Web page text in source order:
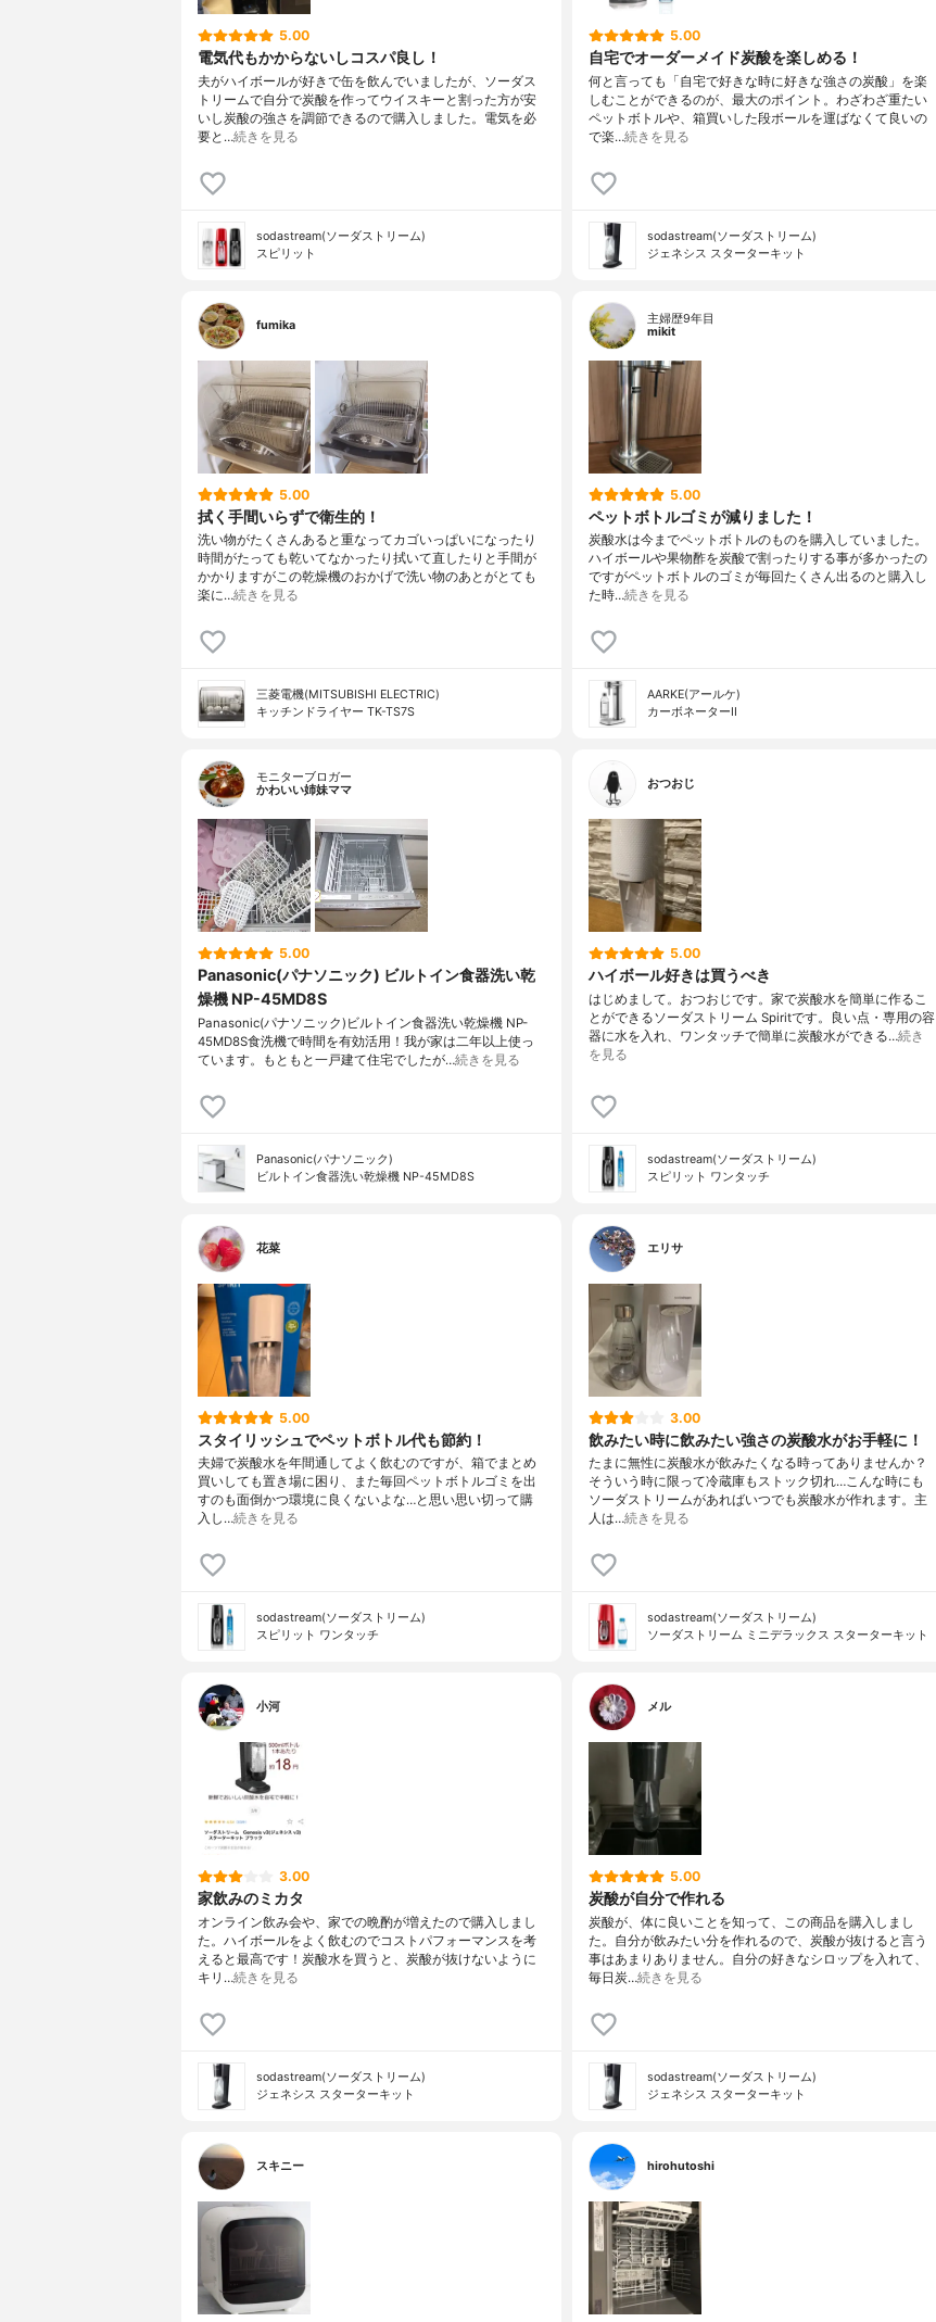
5.00
電気代もかからないしコスパ良し！
夫がハイボールが好きで缶を飲んでいましたが、ソーダス
トリームで自分で炭酸を作ってウイスキーと割った方が安
いし炭酸の強さを調節できるので購入しました。電気を必
要と…続きを見る
sodastream(ソーダストリーム)
スピリット
5.00
自宅でオーダーメイド炭酸を楽しめる！
何と言っても「自宅で好きな時に好きな強さの炭酸」を楽
しむことができるのが、最大のポイント。わざわざ重たい
ペットボトルや、箱買いした段ボールを運ばなくて良いの
で楽…続きを見る
sodastream(ソーダストリーム)
ジェネシス スターターキット
fumika
5.00
拭く手間いらずで衛生的！
洗い物がたくさんあると重なってカゴいっぱいになったり
時間がたっても乾いてなかったり拭いて直したりと手間が
かかりますがこの乾燥機のおかげで洗い物のあとがとても
楽に…続きを見る
三菱電機(MITSUBISHI ELECTRIC)
キッチンドライヤー TK-TS7S
主婦歴9年目
mikit
5.00
ペットボトルゴミが減りました！
炭酸水は今までペットボトルのものを購入していました。
ハイボールや果物酢を炭酸で割ったりする事が多かったの
ですがペットボトルのゴミが毎回たくさん出るのと購入し
た時…続きを見る
AARKE(アールケ)
カーボネーターII
モニターブロガー
かわいい姉妹ママ
5.00
Panasonic(パナソニック) ビルトイン食器洗い乾
燥機 NP-45MD8S
Panasonic(パナソニック)ビルトイン食器洗い乾燥機 NP-
45MD8S食洗機で時間を有効活用！我が家は二年以上使っ
ています。もともと一戸建て住宅でしたが…続きを見る
Panasonic(パナソニック)
ビルトイン食器洗い乾燥機 NP-45MD8S
おつおじ
5.00
ハイボール好きは買うべき
はじめまして。おつおじです。家で炭酸水を簡単に作るこ
とができるソーダストリーム Spiritです。良い点・専用の容
器に水を入れ、ワンタッチで簡単に炭酸水ができる…続き
を見る
sodastream(ソーダストリーム)
スピリット ワンタッチ
花菜
5.00
スタイリッシュでペットボトル代も節約！
夫婦で炭酸水を年間通してよく飲むのですが、箱でまとめ
買いしても置き場に困り、また毎回ペットボトルゴミを出
すのも面倒かつ環境に良くないよな…と思い思い切って購
入し…続きを見る
sodastream(ソーダストリーム)
スピリット ワンタッチ
エリサ
3.00
飲みたい時に飲みたい強さの炭酸水がお手軽に！
たまに無性に炭酸水が飲みたくなる時ってありませんか？
そういう時に限って冷蔵庫もストック切れ…こんな時にも
ソーダストリームがあればいつでも炭酸水が作れます。主
人は…続きを見る
sodastream(ソーダストリーム)
ソーダストリーム ミニデラックス スターターキット
小河
3.00
家飲みのミカタ
オンライン飲み会や、家での晩酌が増えたので購入しまし
た。ハイボールをよく飲むのでコストパフォーマンスを考
えると最高です！炭酸水を買うと、炭酸が抜けないように
キリ…続きを見る
sodastream(ソーダストリーム)
ジェネシス スターターキット
メル
5.00
炭酸が自分で作れる
炭酸が、体に良いことを知って、この商品を購入しまし
た。自分が飲みたい分を作れるので、炭酸が抜けると言う
事はあまりありません。自分の好きなシロップを入れて、
毎日炭…続きを見る
sodastream(ソーダストリーム)
ジェネシス スターターキット
スキニー hirohutoshi